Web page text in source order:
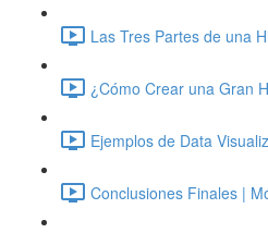
Las Tres Partes de una
¿Cómo Crear una Gran
Ejemplos de Data
Conclusiones Finales |